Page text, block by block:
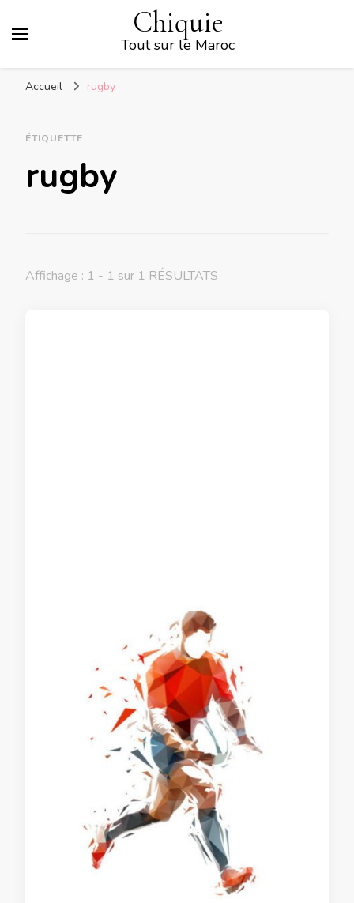
Chiquie
Tout sur le Maroc
Accueil rugby
ÉTIQUETTE
rugby
Affichage : 1 - 1 sur 1 RÉSULTATS